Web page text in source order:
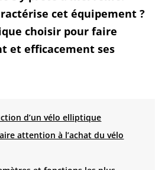
cet équipement ?
choisir pour faire
et efficacement ses
d’un vélo elliptique
attention à l’achat du vélo